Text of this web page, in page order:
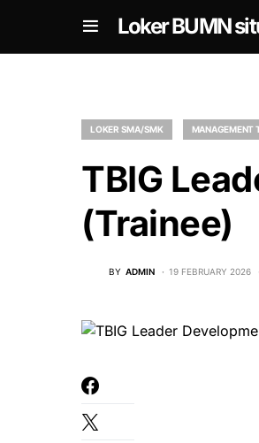
Loker BUMN
LOKER SMA/SMK MANAGEMENT
TBIG
(Trainee)
BY ADMIN 19 FEBRUARY 2026